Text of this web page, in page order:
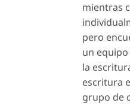
mientras
pero
un
la
escritura
grupo de